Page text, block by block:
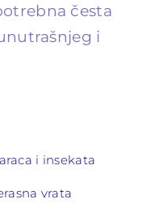
česta
i
i insekata
vrata